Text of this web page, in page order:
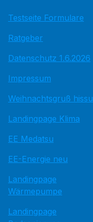
Testseite Formulare
Ratgeber
Datenschutz 1.6.2026
Impressum
Weihnachtsgruß hissu
Landingpage Klima
EE Medatsu
EE-Energie neu
Landingpage
Wärmepumpe
Landingpage